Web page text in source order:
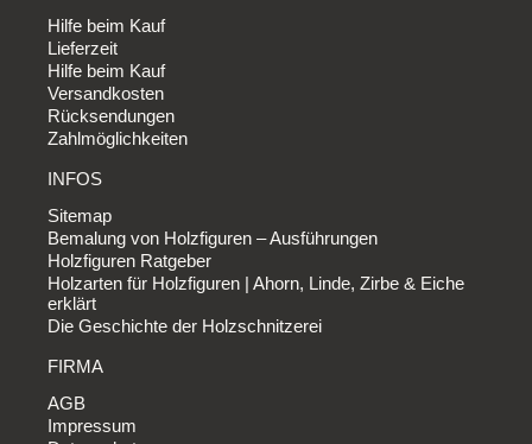
Hilfe beim Kauf
Lieferzeit
Hilfe beim Kauf
Versandkosten
Rücksendungen
Zahlmöglichkeiten
INFOS
Sitemap
Bemalung von Holzfiguren – Ausführungen
Holzfiguren Ratgeber
Holzarten für Holzfiguren | Ahorn, Linde, Zirbe & Eiche
erklärt
Die Geschichte der Holzschnitzerei
FIRMA
AGB
Impressum